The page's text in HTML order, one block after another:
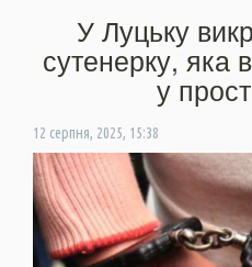
У Луцьку
сутенерку, яка
у
12 серпня, 2025, 15:38